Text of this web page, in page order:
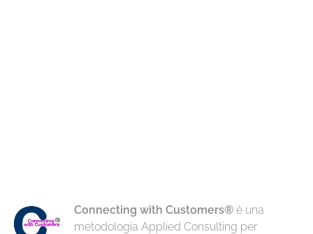
Connecting with Customers®è una
metodologia Applied Consulting per